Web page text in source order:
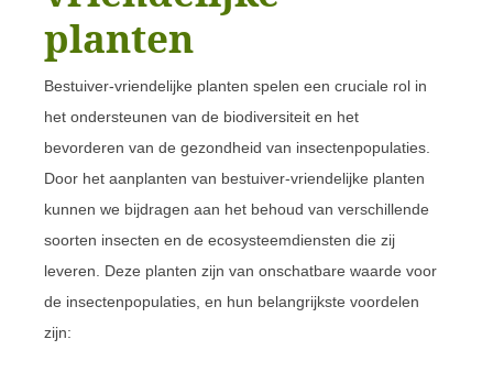
planten
Bestuiver-vriendelijke planten spelen een cruciale rol in
het ondersteunen van de biodiversiteit en het
bevorderen van de gezondheid van insectenpopulaties.
Door het aanplanten van bestuiver-vriendelijke planten
kunnen we bijdragen aan het behoud van verschillende
soorten insecten en de ecosysteemdiensten die zij
leveren. Deze planten zijn van onschatbare waarde voor
de insectenpopulaties, en hun belangrijkste voordelen
zijn: